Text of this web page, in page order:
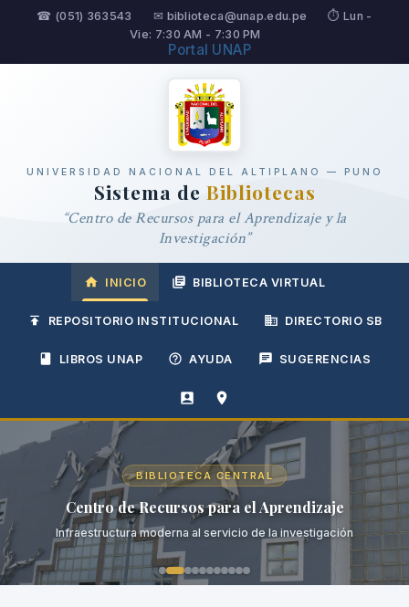
☎ (051) 363543 ✉ biblioteca@unap.edu.pe
⏱ Lun -
Vie: 7:30 AM - 7:30 PM
Portal UNAP
UNIVERSIDAD NACIONAL DEL ALTIPLANO — PUNO
Sistema de Bibliotecas
“Centro de Recursos para el Aprendizaje y la
Investigación”
INICIO BIBLIOTECA VIRTUAL
REPOSITORIO INSTITUCIONAL DIRECTORIO SB
LIBROS UNAP AYUDA SUGERENCIAS
BIBLIOTECA CENTRAL
Centro de Recursos para el Aprendizaje
Infraestructura moderna al servicio de la investigación